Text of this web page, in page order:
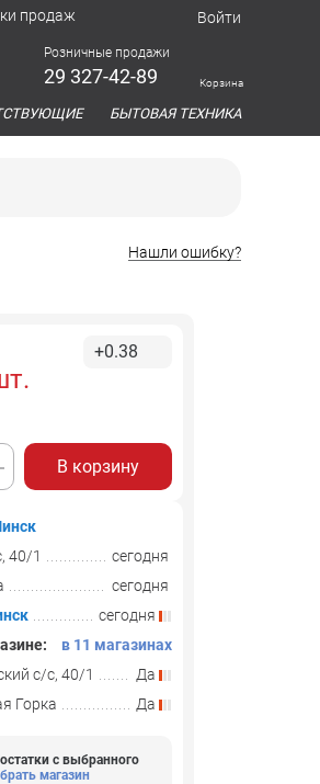
продаж Войти
Розничные продажи
29 327-42-89 Корзина
БЫТОВАЯ ТЕХНИКА
Нашли ошибку?
+0.38
В корзину
40/1
сегодня
сегодня
сегодня
в 11 магазинах
с/с, 40/1
Да
Горка
Да
с выбранного
магазин